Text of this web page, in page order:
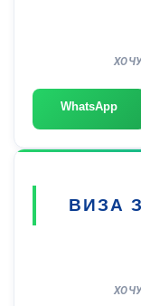
WhatsApp
ВИЗА